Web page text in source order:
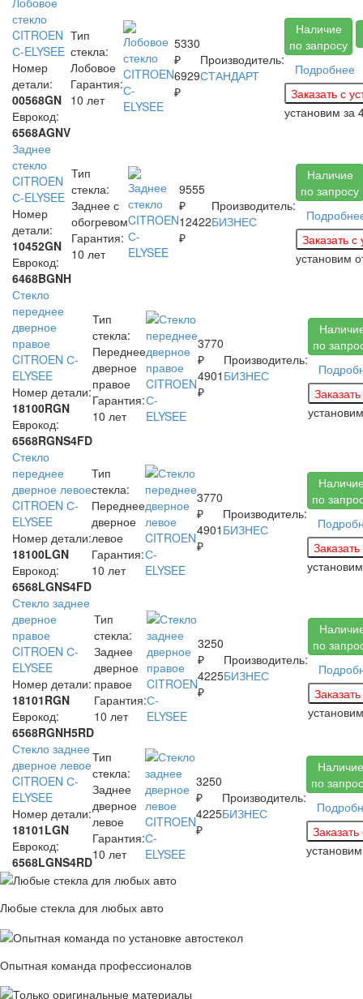
стекло
CITROEN
С-ELYSEE
Номер
детали:
00568GN
Еврокод:
6568AGNV
Тип
стекла:
Лобовое
Гарантия:
10 лет
5330
₽
6929
₽
Производитель:
СТАНДАРТ
Наличие
по запросу
Подробнее
установим за
Заднее
стекло
CITROEN
С-ELYSEE
Номер
детали:
10452GN
Еврокод:
6468BGNH
Тип
стекла:
Заднее с
обогревом
Гарантия:
10 лет
9555
₽
12422
₽
Производитель:
БИЗНЕС
Наличие
по запросу
установим
Стекло
переднее
дверное
правое
CITROEN С-
ELYSEE
Номер детали:
18100RGN
Еврокод:
6568RGNS4FD
Тип
стекла:
Переднее
дверное
правое
Гарантия:
10 лет
3770
₽
4901
₽
Производитель:
БИЗНЕС
по
Стекло
переднее
дверное левое
CITROEN С-
ELYSEE
Номер детали:
18100LGN
Еврокод:
6568LGNS4FD
Тип
стекла:
Переднее
дверное
левое
Гарантия:
10 лет
3770
₽
4901
₽
Производитель:
БИЗНЕС
по
Стекло заднее
дверное
правое
CITROEN С-
ELYSEE
Номер детали:
18101RGN
Еврокод:
6568RGNH5RD
Тип
стекла:
Заднее
дверное
правое
Гарантия:
10 лет
3250
₽
4225
₽
Производитель:
БИЗНЕС
по
Стекло заднее
дверное левое
CITROEN С-
ELYSEE
Номер детали:
18101LGN
Еврокод:
6568LGNS4RD
Тип
стекла:
Заднее
дверное
левое
Гарантия:
10 лет
3250
₽
4225
₽
Производитель:
БИЗНЕС
Наличие
по
Любые стекла для любых авто
Опытная команда профессионалов